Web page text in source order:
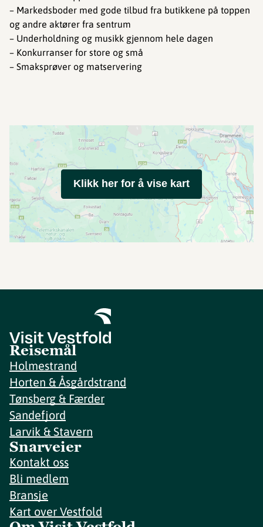
– Markedsboder med gode tilbud fra butikkene på toppen
og andre aktører fra sentrum
– Underholdning og musikk gjennom hele dagen
– Konkurranser for store og små
– Smaksprøver og matservering
Klikk her for å vise kart
Reisemål
Holmestrand
Horten & Åsgårdstrand
Tønsberg & Færder
Sandefjord
Larvik & Stavern
Snarveier
Kontakt oss
Bli medlem
Bransje
Kart over Vestfold